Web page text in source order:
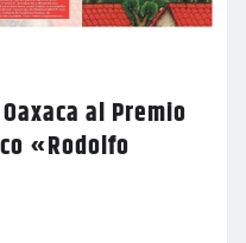
al Premio
«Rodolfo